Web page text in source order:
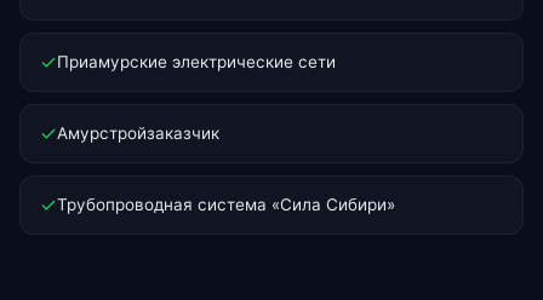
Приамурские электрические сети
Амурстройзаказчик
Трубопроводная система «Сила Сибири»